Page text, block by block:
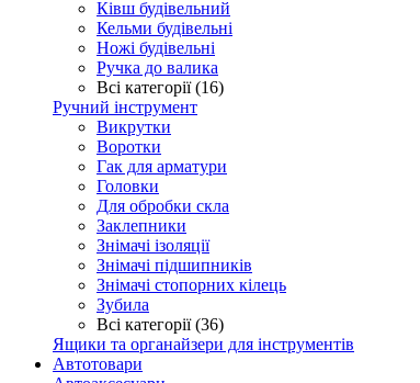
Ківш будівельний
Кельми будівельні
Ножі будівельні
Ручка до валика
Всі категорії (16)
Ручний інструмент
Викрутки
Воротки
Гак для арматури
Головки
Для обробки скла
Заклепники
Знімачі ізоляції
Знімачі підшипників
Знімачі стопорних кілець
Зубила
Всі категорії (36)
Ящики та органайзери для інструментів
Автотовари